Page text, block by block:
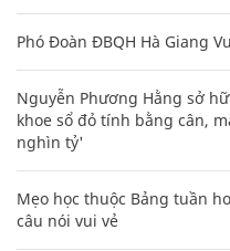
Phó Đoàn ĐBQH Hà Giang
Nguyễn Phương Hằng sở
khoe sổ đỏ tính bằng cân,
nghìn tỷ'
Mẹo học thuộc Bảng tuần
câu nói vui vẻ